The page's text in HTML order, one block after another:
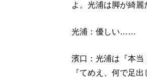
よ。光浦は脚が綺
光浦：優しい……
濱口：光浦は『本当
『てめえ、何で足